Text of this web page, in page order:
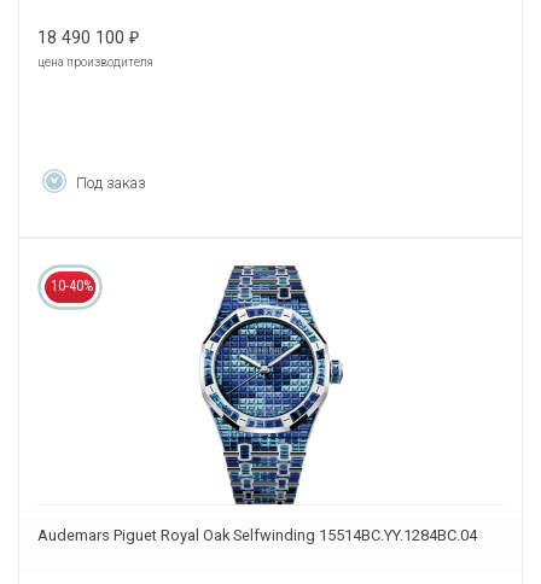
18 490 100 ₽
цена производителя
Под заказ
10-40%
Audemars Piguet Royal Oak Selfwinding 15514BC.YY.1284BC.04